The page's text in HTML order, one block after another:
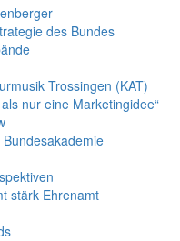
des Bundes
Trossingen (KAT)
nur eine Marketingidee“
stärk Ehrenamt